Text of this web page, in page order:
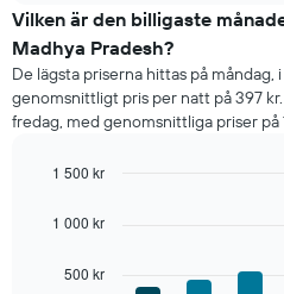
rumspriset
månad
för
månad.
Diagrammet
har
X-
som
Diagrammet
Vilken är den billigaste
Madhya Pradesh?
De lägsta priserna hittas på
genomsnittligt pris per natt på 397
fredag, med genomsnittliga priser på
chart
bars.
graphic.
500 kr
1 000 kr
1 500 kr